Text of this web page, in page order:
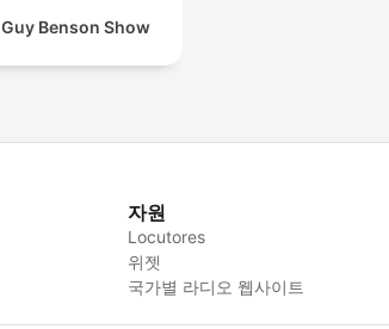
Guy Benson Show
자원
Locutores
위젯
국가별 라디오 웹사이트